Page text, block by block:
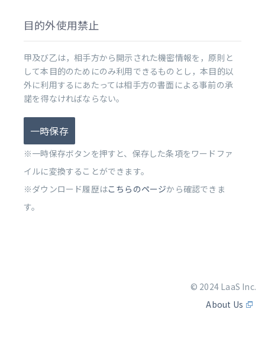
目的外使用禁止
甲及び乙は，相手方から開示された機密情報を，原則と
して本目的のためにのみ利用できるものとし，本目的以
外に利用するにあたっては相手方の書面による事前の承
諾を得なければならない。
一時保存
※一時保存ボタンを押すと、保存した条項をワードファ
イルに変換することができます。
※ダウンロード履歴はこちらのページから確認できま
す。
© 2024 LaaS Inc.
About Us